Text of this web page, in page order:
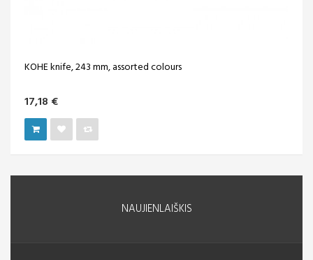
KOHE knife, 243 mm, assorted colours
17,18 €
NAUJIENLAIŠKIS